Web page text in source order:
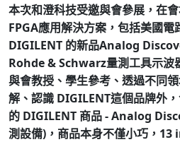
本次和澄科技受邀與會參展，在
FPGA應用解決方案，包括美國電
DIGILENT 的新品Analog
Rohde & Schwarz量測工具示波
與會教授、學生參考、透過不同
解、認識 DIGILENT這個品牌外
的 DIGILENT 商品 - Analog
測設備)，商品本身不僅小巧，13